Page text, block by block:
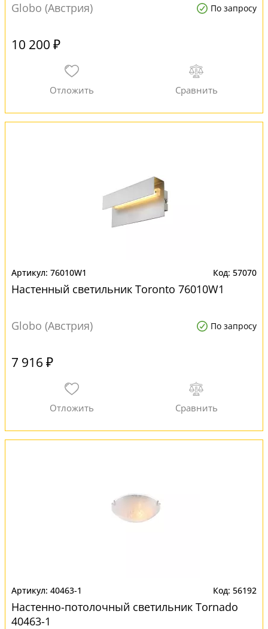
Globo (Австрия)
По запросу
10 200 ₽
76010W1 57070
Настенный светильник Toronto 76010W1
Globo (Австрия) По запросу
7 916 ₽
40463-1 56192
Настенно-потолочный светильник Tornado
40463-1